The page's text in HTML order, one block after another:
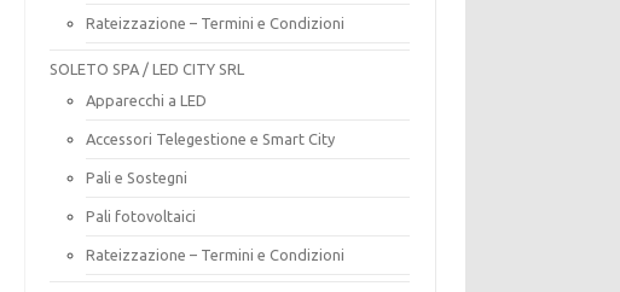
Rateizzazione – Termini e Condizioni
SOLETO SPA / LED CITY SRL
Apparecchi a LED
Accessori Telegestione e Smart City
Pali e Sostegni
Pali fotovoltaici
Rateizzazione – Termini e Condizioni